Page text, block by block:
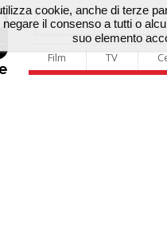
Film TV
cookie, anche di terze
il consenso a tutti o
suo elemento